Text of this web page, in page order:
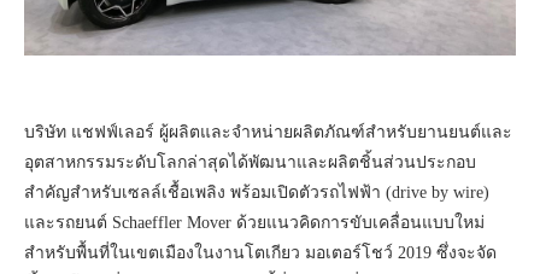
บริษัท แชฟฟ์เลอร์ ผู้ผลิตและจำหน่ายผลิตภัณฑ์สำหรับยานยนต์และ
อุตสาหกรรมระดับโลกล่าสุดได้พัฒนาและผลิตชิ้นส่วนประกอบ
สำคัญสำหรับเซลล์เชื้อเพลิง พร้อมเปิดตัวรถไฟฟ้า (drive by wire)
และรถยนต์ Schaeffler Mover ด้วยแนวคิดการขับเคลื่อนแบบใหม่
สำหรับพื้นที่ในเขตเมืองในงานโตเกียว มอเตอร์โชว์ 2019 ซึ่งจะจัด